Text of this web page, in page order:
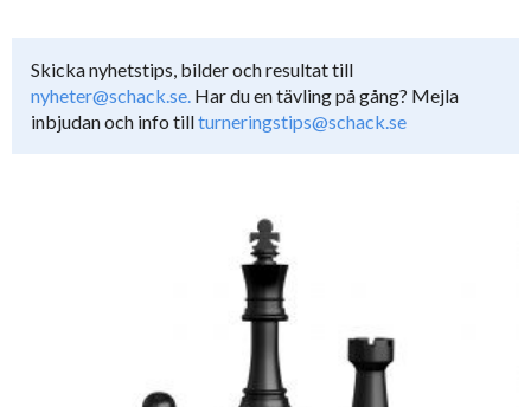
Skicka nyhetstips, bilder och resultat till
nyheter@schack.se. Har du en tävling på gång? Mejla
inbjudan och info tillturneringstips@schack.se